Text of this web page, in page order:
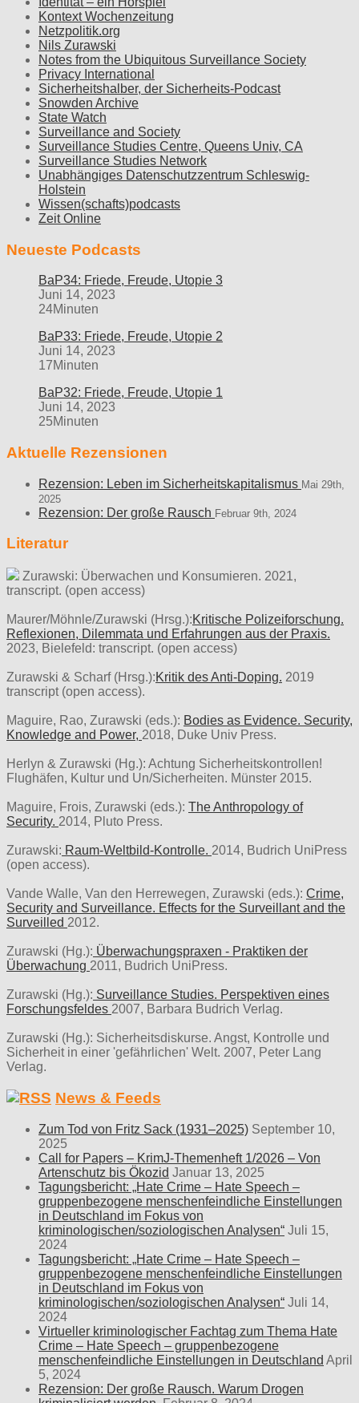
Kontext Wochenzeitung
Netzpolitik.org
Nils Zurawski
Notes from the Ubiquitous Surveillance Society
Privacy International
Sicherheitshalber, der Sicherheits-Podcast
Snowden Archive
State Watch
Surveillance and Society
Surveillance Studies Centre, Queens Univ, CA
Surveillance Studies Network
Unabhängiges Datenschutzzentrum Schleswig-
Holstein
Wissen(schafts)podcasts
Zeit Online
Neueste Podcasts
BaP34: Friede, Freude, Utopie 3
Juni 14, 2023
24Minuten
BaP33: Friede, Freude, Utopie 2
Juni 14, 2023
17Minuten
BaP32: Friede, Freude, Utopie 1
Juni 14, 2023
25Minuten
Aktuelle Rezensionen
Rezension: Leben im Sicherheitskapitalismus Mai 29th,
2025
Rezension: Der große Rausch Februar 9th, 2024
Literatur
Zurawski: Überwachen und Konsumieren. 2021,
transcript. (open access)
Maurer/Möhnle/Zurawski (Hrsg.):Kritische Polizeiforschung.
Reflexionen, Dilemmata und Erfahrungen aus der Praxis.
2023, Bielefeld: transcript. (open access)
Zurawski & Scharf (Hrsg.):Kritik des Anti-Doping. 2019
transcript (open access).
Maguire, Rao, Zurawski (eds.): Bodies as Evidence. Security,
Knowledge and Power, 2018, Duke Univ Press.
Herlyn & Zurawski (Hg.): Achtung Sicherheitskontrollen!
Flughäfen, Kultur und Un/Sicherheiten. Münster 2015.
Maguire, Frois, Zurawski (eds.): The Anthropology of
Security. 2014, Pluto Press.
Zurawski: Raum-Weltbild-Kontrolle. 2014, Budrich UniPress
(open access).
Vande Walle, Van den Herrewegen, Zurawski (eds.): Crime,
Security and Surveillance. Effects for the Surveillant and the
Surveilled 2012.
Zurawski (Hg.): Überwachungspraxen - Praktiken der
Überwachung 2011, Budrich UniPress.
Zurawski (Hg.): Surveillance Studies. Perspektiven eines
Forschungsfeldes 2007, Barbara Budrich Verlag.
Zurawski (Hg.): Sicherheitsdiskurse. Angst, Kontrolle und
Sicherheit in einer 'gefährlichen' Welt. 2007, Peter Lang
Verlag.
News & Feeds
Zum Tod von Fritz Sack (1931–2025) September 10,
2025
Call for Papers – KrimJ-Themenheft 1/2026 – Von
Artenschutz bis Ökozid Januar 13, 2025
Tagungsbericht: „Hate Crime – Hate Speech –
gruppenbezogene menschenfeindliche Einstellungen
in Deutschland im Fokus von
kriminologischen/soziologischen Analysen“ Juli 15,
2024
Tagungsbericht: „Hate Crime – Hate Speech –
gruppenbezogene menschenfeindliche Einstellungen
in Deutschland im Fokus von
kriminologischen/soziologischen Analysen“ Juli 14,
2024
Virtueller kriminologischer Fachtag zum Thema Hate
Crime – Hate Speech – gruppenbezogene
menschenfeindliche Einstellungen in Deutschland April
5, 2024
Rezension: Der große Rausch. Warum Drogen